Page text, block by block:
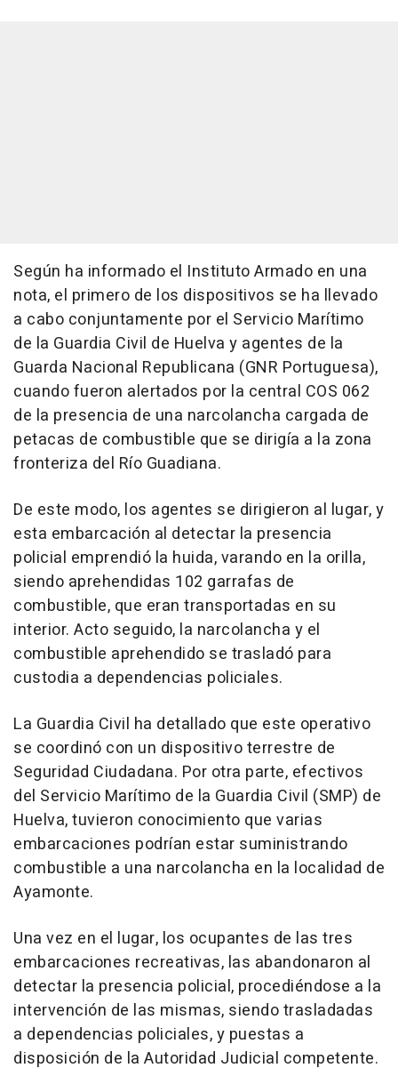
Según ha informado el Instituto Armado en una
nota, el primero de los dispositivos se ha llevado
a cabo conjuntamente por el Servicio Marítimo
de la Guardia Civil de Huelva y agentes de la
Guarda Nacional Republicana (GNR Portuguesa),
cuando fueron alertados por la central COS 062
de la presencia de una narcolancha cargada de
petacas de combustible que se dirigía a la zona
fronteriza del Río Guadiana.
De este modo, los agentes se dirigieron al lugar, y
esta embarcación al detectar la presencia
policial emprendió la huida, varando en la orilla,
siendo aprehendidas 102 garrafas de
combustible, que eran transportadas en su
interior. Acto seguido, la narcolancha y el
combustible aprehendido se trasladó para
custodia a dependencias policiales.
La Guardia Civil ha detallado que este operativo
se coordinó con un dispositivo terrestre de
Seguridad Ciudadana. Por otra parte, efectivos
del Servicio Marítimo de la Guardia Civil (SMP) de
Huelva, tuvieron conocimiento que varias
embarcaciones podrían estar suministrando
combustible a una narcolancha en la localidad de
Ayamonte.
Una vez en el lugar, los ocupantes de las tres
embarcaciones recreativas, las abandonaron al
detectar la presencia policial, procediéndose a la
intervención de las mismas, siendo trasladadas
a dependencias policiales, y puestas a
disposición de la Autoridad Judicial competente.